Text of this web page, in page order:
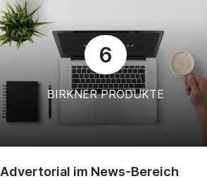
6
BIRKNER PRODUKTE
Advertorial im News-Bereich